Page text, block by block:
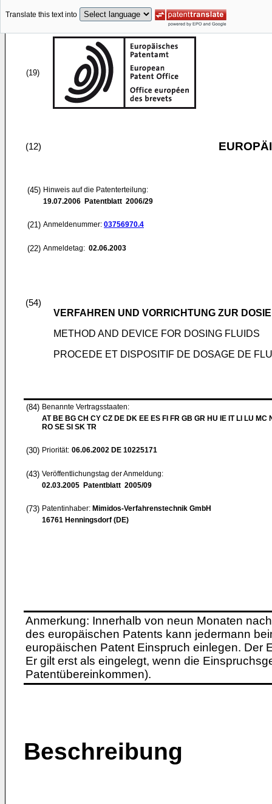
Translate this text into
(19)
(12)
(45) Hinweis auf die Patenterteilung:
19.07.2006 Patentblatt 2006/29
(21) Anmeldenummer: 03756970.4
(22) Anmeldetag: 02.06.2003
(54)
VERFAHREN UND VORRICHTUNG ZUR
METHOD AND DEVICE FOR DOSING FLUIDS
PROCEDE ET DISPOSITIF DE DOSAGE DE
(84) Benannte Vertragsstaaten:
AT BE BG CH CY CZ DE DK EE ES FI FR GB GR HU IE IT LI LU MC
RO SE SI SK TR
(30) Priorität: 06.06.2002 DE 10225171
(43) Veröffentlichungstag der Anmeldung:
02.03.2005 Patentblatt 2005/09
(73) Patentinhaber: Mimidos-Verfahrenstechnik GmbH
16761 Henningsdorf (DE)
Anmerkung: Innerhalb von neun Monaten
des europäischen Patents kann jedermann
europäischen Patent Einspruch einlegen. Der
Er gilt erst als eingelegt, wenn die
Patentübereinkommen).
Beschreibung